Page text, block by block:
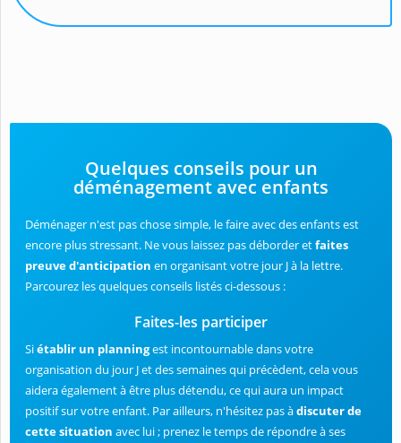
Quelques conseils pour un
déménagement avec enfants
Déménager n'est pas chose simple, le faire avec des enfants est
encore plus stressant. Ne vous laissez pas déborder etfaites
preuve d'anticipation en organisant votre jour J à la lettre.
Parcourez les quelques conseils listés ci-dessous :
Faites-les participer
Siétablir un planningest incontournable dans votre
organisation du jour J et des semaines qui précèdent, cela vous
aidera également à être plus détendu, ce qui aura un impact
positif sur votre enfant. Par ailleurs, n'hésitez pas àdiscuter de
cette situation avec lui ; prenez le temps de répondre à ses